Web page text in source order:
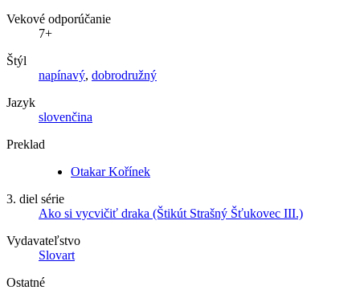
Vekové odporúčanie
7+
Štýl
napínavý, dobrodružný
Jazyk
slovenčina
Preklad
Otakar Kořínek
3. diel série
Ako si vycvičiť draka (Štikút Strašný Šťukovec III.)
Vydavateľstvo
Slovart
Ostatné